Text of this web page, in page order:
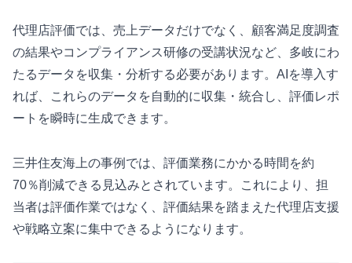
代理店評価では、売上データだけでなく、顧客満足度調査
の結果やコンプライアンス研修の受講状況など、多岐にわ
たるデータを収集・分析する必要があります。AIを導入す
れば、これらのデータを自動的に収集・統合し、評価レポ
ートを瞬時に生成できます。
三井住友海上の事例では、評価業務にかかる時間を約
70％削減できる見込みとされています。これにより、担
当者は評価作業ではなく、評価結果を踏まえた代理店支援
や戦略立案に集中できるようになります。